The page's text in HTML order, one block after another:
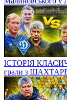
ІСТОРІЯ
грали з